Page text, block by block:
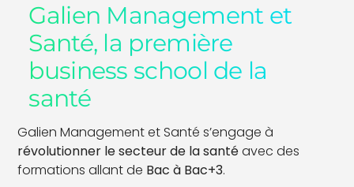
Galien Management et
Santé, la première
business school de la
santé
Galien Management et Santé s’engage à
révolutionner le secteur de la santéavec des
formations allant de Bac à Bac+3.